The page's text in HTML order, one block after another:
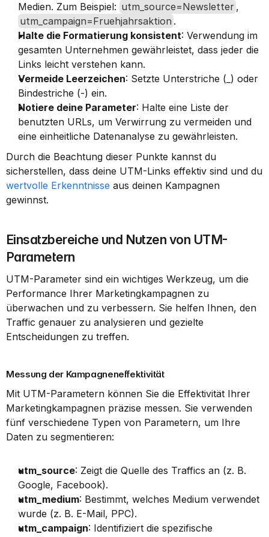
Medien. Zum Beispiel: utm_source=Newsletter
utm_campaign=Fruehjahrsaktion .
Halte die Formatierung konsistent: Verwendung im
gesamten Unternehmen gewährleistet, dass jeder die
Links leicht verstehen kann.
Vermeide Leerzeichen: Setzte Unterstriche (_) oder
Bindestriche (-) ein.
Notiere deine Parameter: Halte eine Liste der
benutzten URLs, um Verwirrung zu vermeiden und
eine einheitliche Datenanalyse zu gewährleisten.
Durch die Beachtung dieser Punkte kannst du
wertvolle Erkenntnisse aus deinen Kampagnen
gewinnst.
Einsatzbereiche und Nutzen von UTM-
Parametern
UTM-Parameter sind ein wichtiges Werkzeug, um die
Performance Ihrer Marketingkampagnen zu
überwachen und zu verbessern. Sie helfen Ihnen, den
Traffic genauer zu analysieren und gezielte
Entscheidungen zu treffen.
Messung der Kampagneneffektivität
Mit UTM-Parametern können Sie die Effektivität Ihrer
Marketingkampagnen präzise messen. Sie verwenden
fünf verschiedene Typen von Parametern, um Ihre
Daten zu segmentieren:
utm_source: Zeigt die Quelle des Traffics an (z. B.
Google, Facebook).
utm_medium: Bestimmt, welches Medium verwendet
wurde (z. B. E-Mail, PPC).
utm_campaign: Identifiziert die spezifische